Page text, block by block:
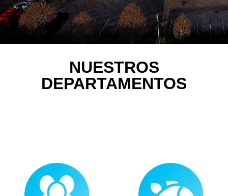
NUESTROS
DEPARTAMENTOS